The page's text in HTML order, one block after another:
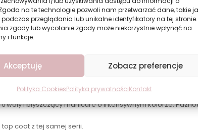
na te technologie pozwoli nam przetwarzać dane, takie
przeglądania lub unikalne identyfikatory na tej stronie.
zgody lub wycofanie zgody może niekorzystnie wpłynąć na
i funkcje.
Akceptuję Zobacz preferencje
Polityka CookiesPolityka prywatnościKontakt
i błyszczący manicure o intensywnym kolorze.
coat z tej samej serii.